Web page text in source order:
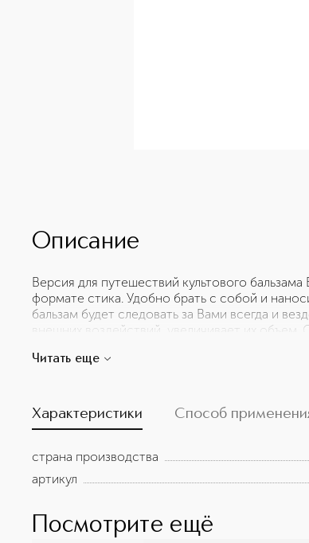
Описание
Версия для путешествий культового
формате стика. Удобно брать с собой и
бальзам будет следовать за Вами всегда и
внешних воздействий, увеличивает их
макияж губ. Используйте отдельно или
Читать еще
Характеристики Способ
страна производства
артикул
Посмотрите ещё